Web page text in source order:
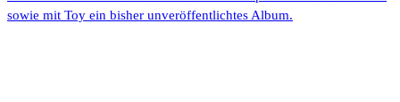
sowie mit Toy ein bisher unveröffentlichtes Album.